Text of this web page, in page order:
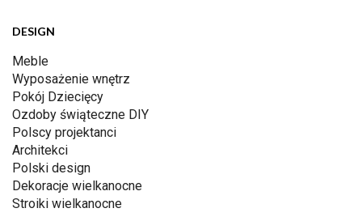
DESIGN
Meble
Wyposażenie wnętrz
Pokój Dziecięcy
Ozdoby świąteczne DIY
Polscy projektanci
Architekci
Polski design
Dekoracje wielkanocne
Stroiki wielkanocne